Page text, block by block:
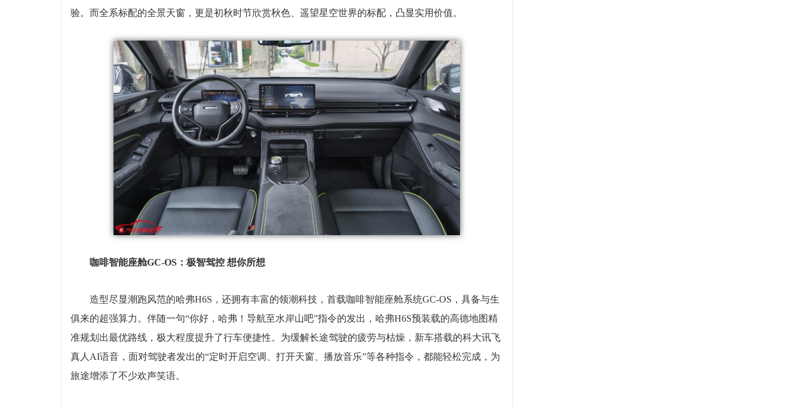
验。而全系标配的全景天窗，更是初秋时节欣赏秋色、遥望星空世界的标配，凸显实用价值。
咖啡智能座舱GC-OS：极智驾控 想你所想
造型尽显潮跑风范的哈弗H6S，还拥有丰富的领潮科技，首载咖啡智能座舱系统GC-OS，具备与生
俱来的超强算力。伴随一句“你好，哈弗！导航至水岸山吧”指令的发出，哈弗H6S预装载的高德地图精
准规划出最优路线，极大程度提升了行车便捷性。为缓解长途驾驶的疲劳与枯燥，新车搭载的科大讯飞
真人AI语音，面对驾驶者发出的“定时开启空调、打开天窗、播放音乐”等各种指令，都能轻松完成，为
旅途增添了不少欢声笑语。